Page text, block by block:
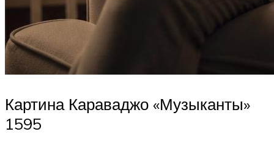
Картина Караваджо «Музыканты»
1595